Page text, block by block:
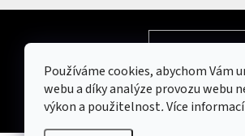
Používáme cookies, abychom
webu a díky analýze provozu webu
výkon a použitelnost.Více informací
Odebírat newsletter
Vložením e-mailu